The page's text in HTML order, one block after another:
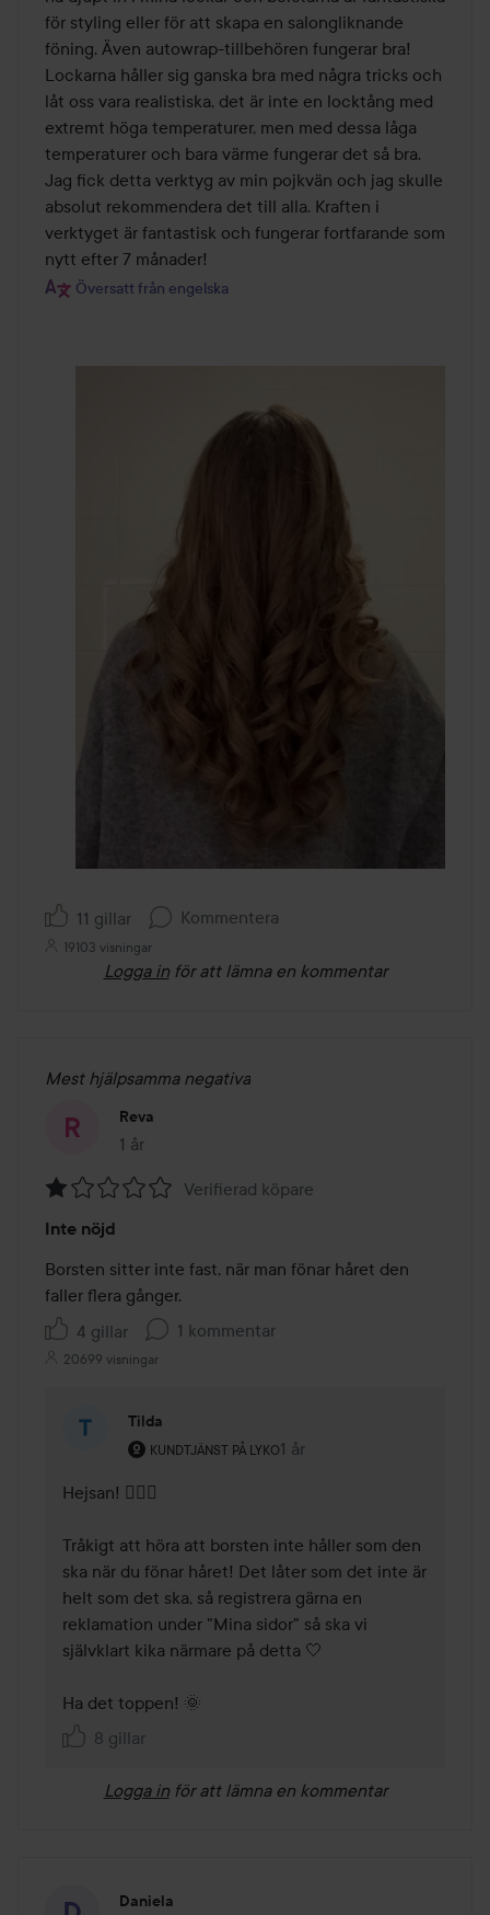
för styling eller för att skapa en salongliknande
föning. Även autowrap-tillbehören fungerar bra!
Lockarna håller sig ganska bra med några tricks och
låt oss vara realistiska, det är inte en locktång med
extremt höga temperaturer, men med dessa låga
temperaturer och bara värme fungerar det så bra.
Jag fick detta verktyg av min pojkvän och jag skulle
absolut rekommendera det till alla. Kraften i
verktyget är fantastisk och fungerar fortfarande som
nytt efter 7 månader!
Översatt från engelska
11 gillar Kommentera
19103 visningar
Logga in för att lämna en kommentar
Mest hjälpsamma negativa
Reva
1 år
Inlägget skapades 1 år
1
av
5
Verifierad köpare
Inte nöjd
Borsten sitter inte fast, när man fönar håret den
faller flera gånger.
4 gillar
1 kommentar
20699 visningar
Tilda
KUNDTJÄNST PÅ LYKO
Användarens roll: Kundtjänst på Lyko.
1 år
Kommentaren lades 1 år
Hejsan! 💇‍♀️✨
Tråkigt att höra att borsten inte håller som den
ska när du fönar håret! Det låter som det inte är
helt som det ska, så registrera gärna en
reklamation under "Mina sidor" så ska vi
självklart kika närmare på detta 🤍
Ha det toppen! 🌞
8 gillar
Logga in för att lämna en kommentar
Daniela